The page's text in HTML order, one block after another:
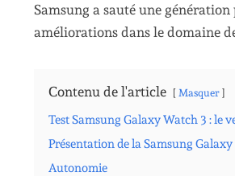
Samsung a sauté une
améliorations dans le domaine
Contenu de l'article Masquer
Test Samsung Galaxy Watch 3 : le
Présentation de la Samsung
Autonomie